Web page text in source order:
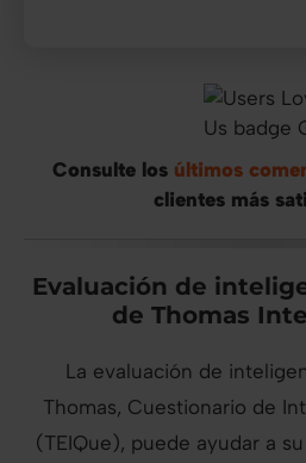
Consulte los últimos
clientes más
Evaluación de
de Thomas
La evaluación de
Thomas, Cuestionario de
(TEIQue), puede ayudar a